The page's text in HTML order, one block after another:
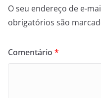
O seu endereço de e-
obrigatórios são
Comentário *